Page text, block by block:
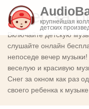
крупнейшая
детских
Снег за
Включайте детскую
слушайте онлайн
непоседе вечер
веселую и красивую
Снег за окном как раз
своего ребенка к